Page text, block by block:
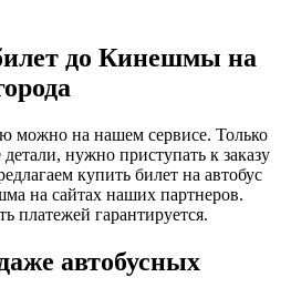
до Кинешмы на
можно на нашем сервисе. Только
нужно приступать к заказу
купить билет на автобус
на сайтах наших партнеров.
платежей гарантируется.
автобусных